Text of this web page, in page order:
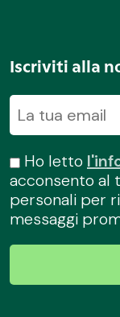
Iscriviti alla
Ho letto
acconsento al
personali per
messaggi